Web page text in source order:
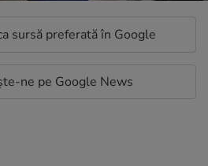
sursă preferată în Google
ne pe Google News